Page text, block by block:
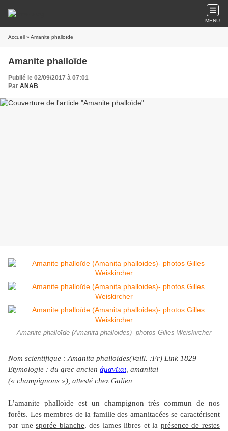
MENU
Accueil » Amanite phalloïde
Amanite phalloïde
Publié le 02/09/2017 à 07:01
Par ANAB
Amanite phalloïde (Amanita phalloides)- photos Gilles Weiskircher
Nom scientifique : Amanita phalloides(Vaill. :Fr) Link 1829
Etymologie : du grec ancien ἀμανῖται , amanítai
(« champignons »), attesté chez Galien
L’amanite phalloïde est un champignon très commun de nos
forêts. Les membres de la famille des amanitacées se caractérisent
par unesporée blanche, des lames libres et la présence de restes